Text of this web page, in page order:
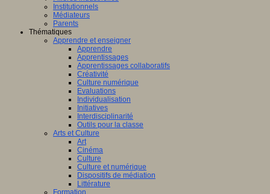
Institutionnels
Médiateurs
Parents
Thématiques
Apprendre et enseigner
Apprendre
Apprentissages
Apprentissages collaboratifs
Créativité
Culture numérique
Evaluations
Individualisation
Initiatives
Interdisciplinarité
Outils pour la classe
Arts et Culture
Art
Cinéma
Culture
Culture et numérique
Dispositifs de médiation
Littérature
Formation